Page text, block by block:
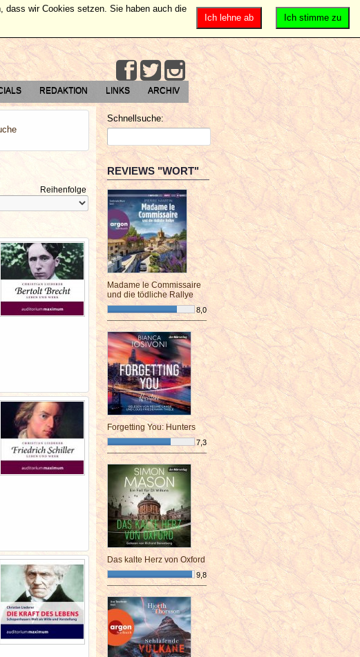
REDAKTION LINKS ARCHIV
Reihenfolge
Schnellsuche:
REVIEWS "WORT"
Madame le Commissaire
und die tödliche Rallye
8,0
¯¯¯¯¯¯¯¯¯¯¯¯¯¯¯¯¯¯¯¯¯¯¯¯
Forgetting You: Hunters
7,3
¯¯¯¯¯¯¯¯¯¯¯¯¯¯¯¯¯¯¯¯¯¯¯¯
Das kalte Herz von Oxford
9,8
¯¯¯¯¯¯¯¯¯¯¯¯¯¯¯¯¯¯¯¯¯¯¯¯
Ich stimme zu
Ich lehne ab
dass wir Cookies setzen. Sie haben auch die